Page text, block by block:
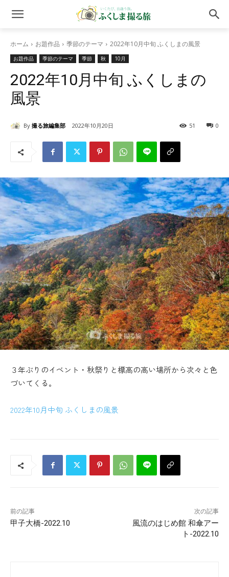
ホーム お題作品 季節のテーマ 2022年10月中旬 ふくしまの風景
お題作品 季節のテーマ 季節 秋 10月
2022年10月中旬 ふくしまの
風景
By 撮る旅編集部 2022年10月20日 0
51
３年ぶりのイベント・秋祭りと標高の高い場所から次々と色
づいてくる。
2022年10月中旬 ふくしまの風景
前の記事
甲子大橋-2022.10
次の記事
風流のはじめ館 和傘アー
ト-2022.10